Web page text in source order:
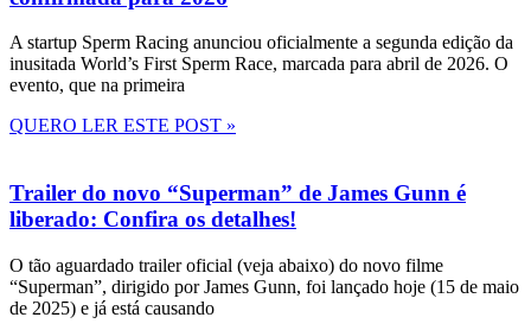
A startup Sperm Racing anunciou oficialmente a segunda edição da
inusitada World’s First Sperm Race, marcada para abril de 2026. O
evento, que na primeira
QUERO LER ESTE POST »
Trailer do novo “Superman” de James Gunn é
liberado: Confira os detalhes!
O tão aguardado trailer oficial (veja abaixo) do novo filme
“Superman”, dirigido por James Gunn, foi lançado hoje (15 de maio
de 2025) e já está causando